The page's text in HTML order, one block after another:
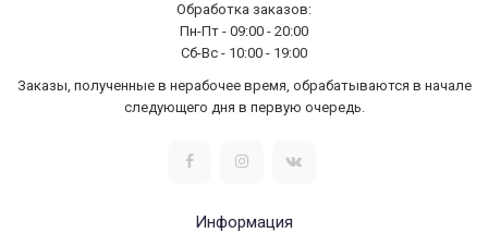
Обработка заказов:
Пн-Пт - 09:00 - 20:00
Сб-Вс - 10:00 - 19:00
Заказы, полученные в нерабочее время, обрабатываются в начале
следующего дня в первую очередь.
Информация